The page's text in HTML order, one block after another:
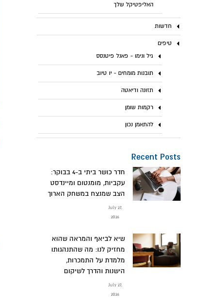
האליפטיקל שלך
חדשות
טיפים
גיל ונימו - פאנל פיטנסס
תובנות מומחים - יו טיוב
תזונה ודיאטה
רקמות שומן
להתאמן נכון
Recent Posts
חדר כושר ביתי ב-4 בבוקר:
עקביות, מומנטום ומיינדסט
הצב שמנצח במשחק הארוך
July 27,
2026
שיא לביאף והמראה שהוא
מחזיק לנו: מה שהתנהגותו
מלמדת על התמכרות,
הישנות והדרך לשיקום
July 27,
2026